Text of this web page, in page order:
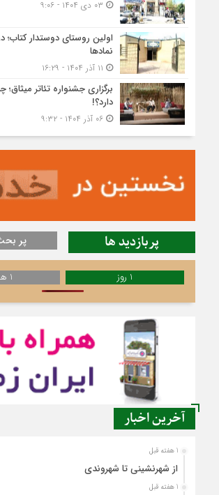
اولین روستای دوستدار کتاب؛
نمادها
برگزاری جشنواره تئاتر
دارد؟!
۰۶ آذر ۱۴۰۴ - ۹:۳۲
پربازدید ها پر
1 روز 1 هفته
آخرین اخبار
1 هفته قبل
از شهرنشینی تا شهروندی
1 هفته قبل